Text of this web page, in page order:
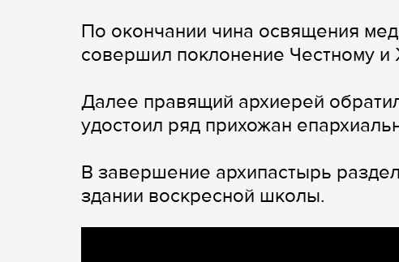
По окончании чина освящения
совершил поклонение Честному
Далее правящий архиерей
удостоил ряд прихожан
В завершение архипастырь
здании воскресной школы.